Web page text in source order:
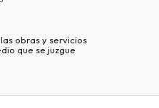
obras y servicios
que se juzgue